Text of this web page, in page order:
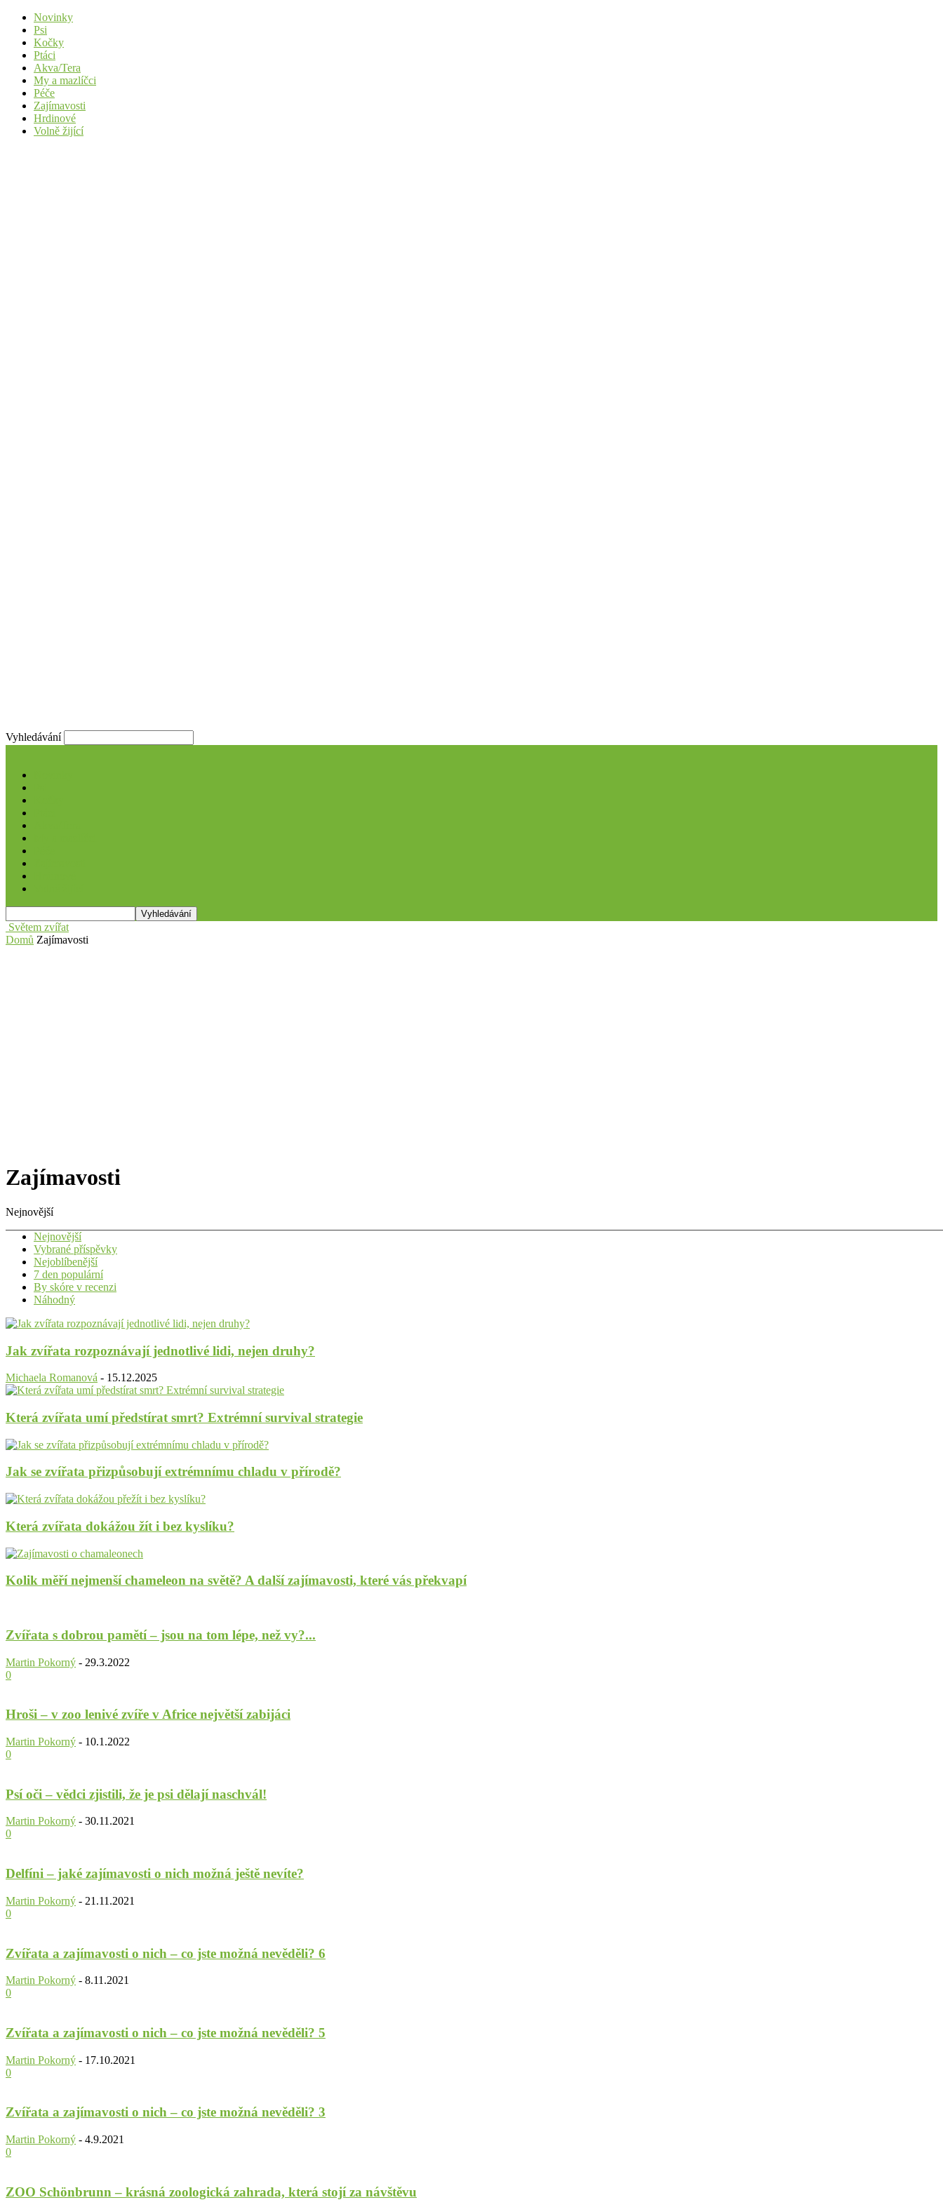
Novinky
Psi
Kočky
Ptáci
Akva/Tera
My a mazlíčci
Péče
Zajímavosti
Hrdinové
Volně žijící
Vyhledávání
Světem zvířat
Domů Zajímavosti
Zajímavosti
Nejnovější
Nejnovější
Vybrané příspěvky
Nejoblíbenější
7 den populární
By skóre v recenzi
Náhodný
Jak zvířata rozpoznávají jednotlivé lidi, nejen druhy?
Michaela Romanová - 15.12.2025
Která zvířata umí předstírat smrt? Extrémní survival strategie
Jak se zvířata přizpůsobují extrémnímu chladu v přírodě?
Která zvířata dokážou žít i bez kyslíku?
Kolik měří nejmenší chameleon na světě? A další zajímavosti, které vás překvapí
Zvířata s dobrou pamětí – jsou na tom lépe, než vy?...
Martin Pokorný - 29.3.2022
0
Hroši – v zoo lenivé zvíře v Africe největší zabijáci
Martin Pokorný - 10.1.2022
0
Psí oči – vědci zjistili, že je psi dělají naschvál!
Martin Pokorný - 30.11.2021
0
Delfíni – jaké zajímavosti o nich možná ještě nevíte?
Martin Pokorný - 21.11.2021
0
Zvířata a zajímavosti o nich – co jste možná nevěděli? 6
Martin Pokorný - 8.11.2021
0
Zvířata a zajímavosti o nich – co jste možná nevěděli? 5
Martin Pokorný - 17.10.2021
0
Zvířata a zajímavosti o nich – co jste možná nevěděli? 3
Martin Pokorný - 4.9.2021
0
ZOO Schönbrunn – krásná zoologická zahrada, která stojí za návštěvu